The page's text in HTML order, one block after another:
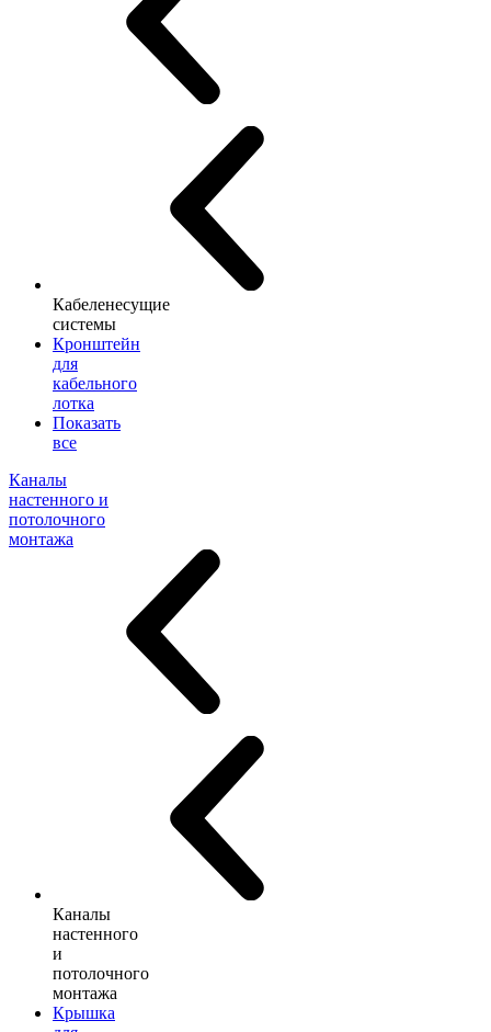
Кабеленесущие
системы
Кронштейн
для
кабельного
лотка
Показать
все
Каналы
настенного и
потолочного
монтажа
Каналы
настенного
и
потолочного
монтажа
Крышка